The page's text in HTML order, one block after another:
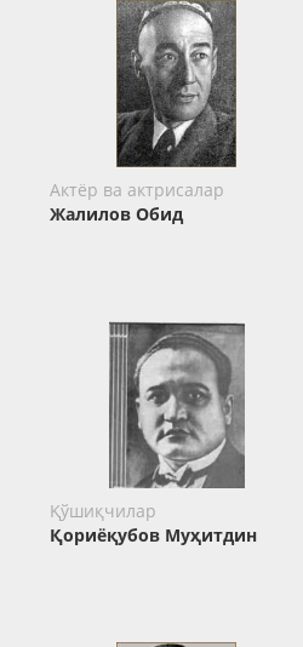
Актёр ва актрисалар
Жалилов Обид
Қўшиқчилар
Қориёқубов Муҳитдин